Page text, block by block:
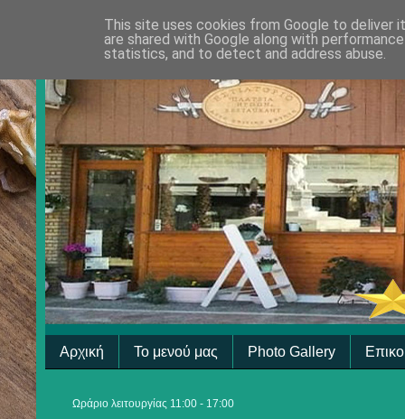
Αρχική Το μενού μας Photo Gallery
Ωράριο λειτουργίας 11:00 - 17:00
This site uses cookies from Google to deliver
are shared with Google along with
statistics, and to detect and address abuse.